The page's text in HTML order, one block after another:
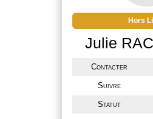
Hors
Julie
Contacter
Suivre
Statut